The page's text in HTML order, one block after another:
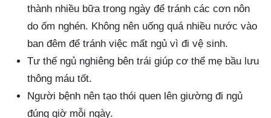
thành nhiều bữa trong ngày để tránh các cơn nôn
do ốm nghén. Không nên uống quá nhiều nước vào
ban đêm để tránh việc mất ngủ vì đi vệ sinh.
Tư thế ngủ nghiêng bên trái giúp cơ thể mẹ bầu lưu
thông máu tốt.
Người bệnh nên tạo thói quen lên giường đi ngủ
đúng giờ mỗi ngày.